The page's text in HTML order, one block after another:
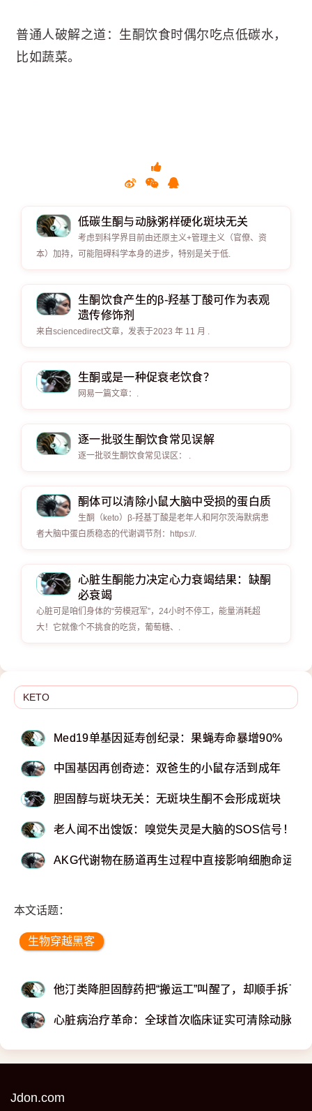
普通人破解之道：生酮饮食时偶尔吃点低碳水，
比如蔬菜。
低碳生酮与动脉粥样硬化斑块无关
考虑到科学界目前由还原主义+管理主义（官僚、资
本）加持，可能阻碍科学本身的进步，特别是关于低.
生酮饮食产生的β-羟基丁酸可作为表观
遗传修饰剂
来自sciencedirect文章，发表于2023 年 11 月 .
生酮或是一种促衰老饮食？
网易一篇文章：.
逐一批驳生酮饮食常见误解
逐一批驳生酮饮食常见误区： .
酮体可以清除小鼠大脑中受损的蛋白质
生酮（keto）β-羟基丁酸是老年人和阿尔茨海默病患
者大脑中蛋白质稳态的代谢调节剂：https://.
心脏生酮能力决定心力衰竭结果：缺酮
必衰竭
心脏可是咱们身体的“劳模冠军”，24小时不停工，能量消耗超
大！它就像个不挑食的吃货，葡萄糖、.
Med19单基因延寿创纪录：果蝇寿命暴增90%
中国基因再创奇迹：双爸生的小鼠存活到成年
胆固醇与斑块无关：无斑块生酮不会形成斑块
老人闻不出馊饭：嗅觉失灵是大脑的SOS信号！
AKG代谢物在肠道再生过程中直接影响细胞命运
本文话题：
生物穿越黑客
他汀类降胆固醇药把“搬运工”叫醒了，却顺手拆了
心脏病治疗革命：全球首次临床证实可清除动脉毒
Jdon.com